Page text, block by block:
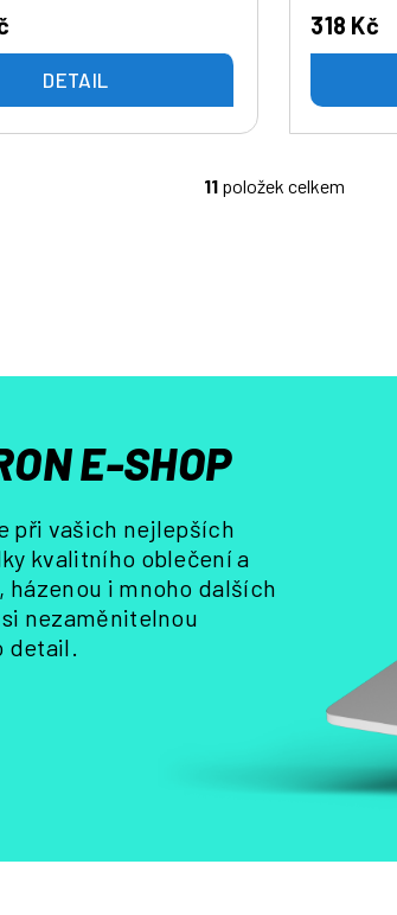
DETAIL
318 Kč
O
í
p
11položek celkem
E-SHOP
při vašich nejlepších
kvalitního oblečení a
házenou i mnoho dalších
nezaměnitelnou
detail.